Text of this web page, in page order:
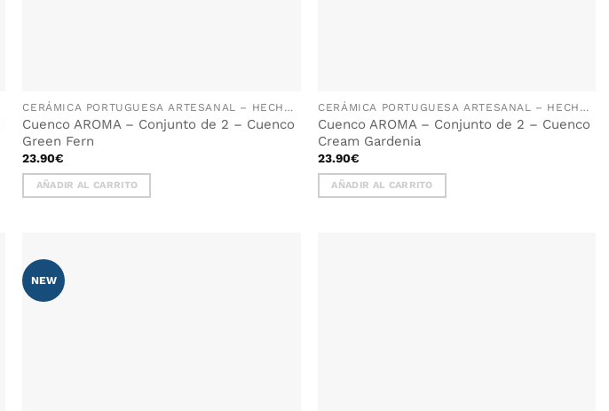
CERÁMICA PORTUGUESA ARTESANAL – HECHA A MANO EN PORTUGAL
Cuenco AROMA – Conjunto de 2 – Cuenco
Green Fern
23.90€
AÑADIR AL CARRITO
CERÁMICA PORTUGUESA ARTESANAL – HECHA A MANO EN PORTUGAL
Cuenco AROMA – Conjunto de 2 – Cuenco
Cream Gardenia
23.90€
AÑADIR AL CARRITO
NEW